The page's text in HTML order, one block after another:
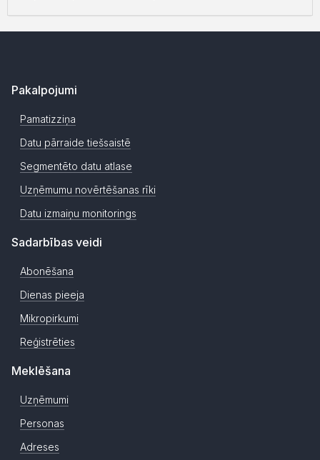
Pakalpojumi
Pamatizziņa
Datu pārraide tiešsaistē
Segmentēto datu atlase
Uzņēmumu novērtēšanas rīki
Datu izmaiņu monitorings
Sadarbības veidi
Abonēšana
Dienas pieeja
Mikropirkumi
Reģistrēties
Meklēšana
Uzņēmumi
Personas
Adreses